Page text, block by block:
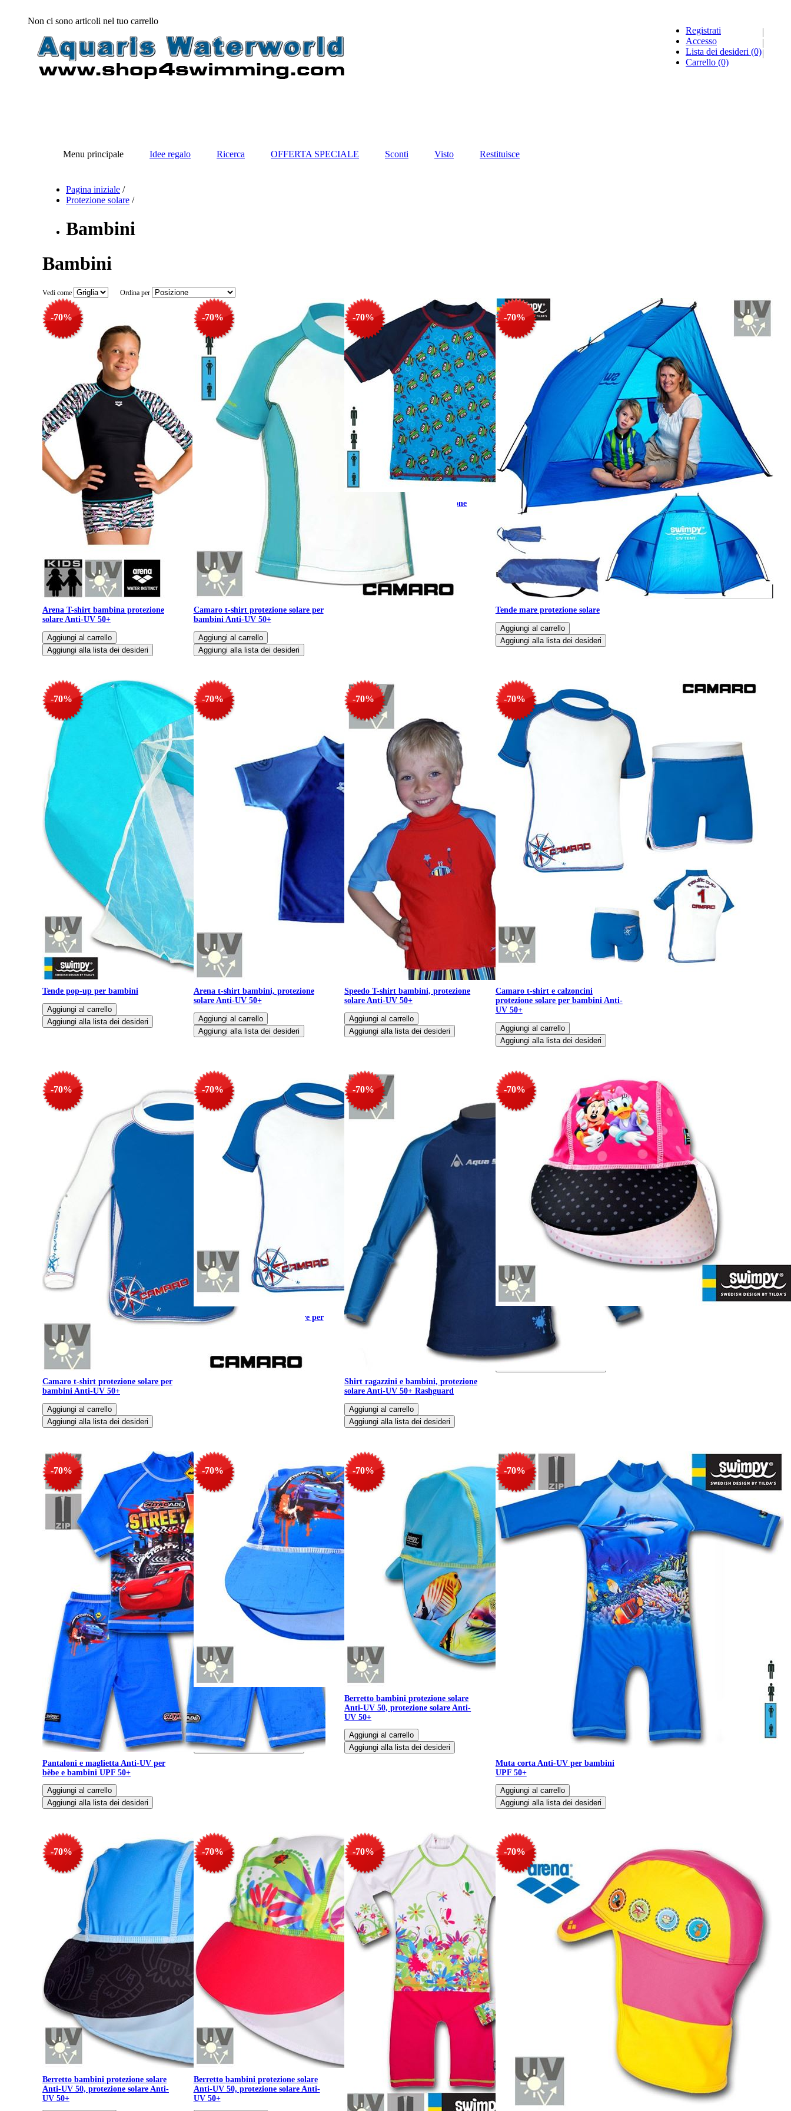
Registrati
Accesso
Lista dei desideri (0)
Carrello (0)
Non ci sono articoli nel tuo carrello
Menu principale Idee regalo Ricerca OFFERTA SPECIALE Sconti Visto Restituisce
Pagina iniziale /
Protezione solare /
Bambini
Bambini
Vedi come Ordina per
-70%
Arena T-shirt bambina protezione
solare Anti-UV 50+
-70%
Camaro t-shirt protezione solare per
bambini Anti-UV 50+
-70%
Arena T-shirt bambini, protezione
solare Anti-UV 50+
-70%
Tende mare protezione solare
-70%
Tende pop-up per bambini
-70%
Arena t-shirt bambini, protezione
solare Anti-UV 50+
-70%
Speedo T-shirt bambini, protezione
solare Anti-UV 50+
-70%
Camaro t-shirt e calzoncini
protezione solare per bambini Anti-
UV 50+
-70%
Camaro t-shirt protezione solare per
bambini Anti-UV 50+
-70%
Camaro t-shirt protezione solare per
bambini Anti-UV 50+
-70%
Shirt ragazzini e bambini, protezione
solare Anti-UV 50+ Rashguard
-70%
Berretto bambini protezione solare
Anti-UV 50, protezione solare Anti-
-70%
Pantaloni e maglietta Anti-UV per
bèbe e bambini UPF 50+
-70%
Berretto bambini protezione solare
Anti-UV 50, protezione solare Anti-
UV 50+
-70%
Berretto bambini protezione solare
Anti-UV 50, protezione solare Anti-
UV 50+
-70%
Muta corta Anti-UV per bambini
UPF 50+
-70%
Berretto bambini protezione solare
Anti-UV 50, protezione solare Anti-
UV 50+
-70%
Berretto bambini protezione solare
Anti-UV 50, protezione solare Anti-
UV 50+
-70% -70%